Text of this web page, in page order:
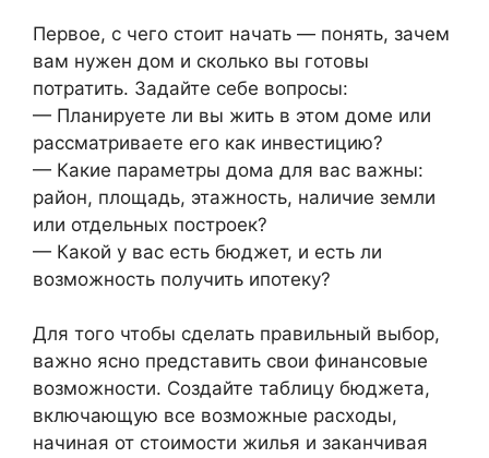
Первое, с чего стоит начать — понять, зачем
вам нужен дом и сколько вы готовы
потратить. Задайте себе вопросы:
— Планируете ли вы жить в этом доме или
рассматриваете его как инвестицию?
— Какие параметры дома для вас важны:
район, площадь, этажность, наличие земли
или отдельных построек?
— Какой у вас есть бюджет, и есть ли
возможность получить ипотеку?
Для того чтобы сделать правильный выбор,
важно ясно представить свои финансовые
возможности. Создайте таблицу бюджета,
включающую все возможные расходы,
начиная от стоимости жилья и заканчивая